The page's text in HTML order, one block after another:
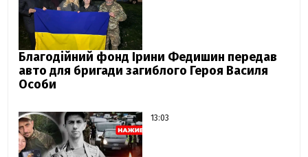
Благодійний фонд Ірини Федишин передав
авто для бригади загиблого Героя Василя
Особи
13:03